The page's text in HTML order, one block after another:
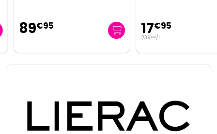
89€95 17€95
239€ 33/l.